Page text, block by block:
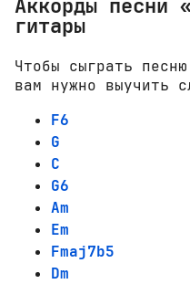
Аккорды песни
гитары
Чтобы сыграть
вам нужно выучить
F6
G
C
G6
Am
Em
Fmaj7b5
Dm